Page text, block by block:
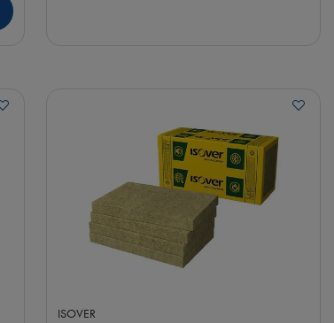
ISOVER